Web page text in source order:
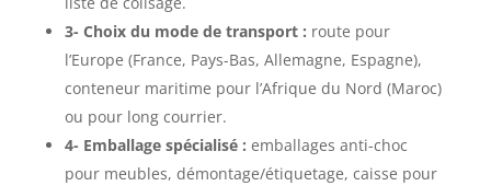
3- Choix du mode de transport : route pour
l’Europe (France, Pays-Bas, Allemagne, Espagne),
conteneur maritime pour l’Afrique du Nord (Maroc)
ou pour long courrier.
4- Emballage spécialisé : emballages anti-choc
pour meubles, démontage/étiquetage, caisse pour